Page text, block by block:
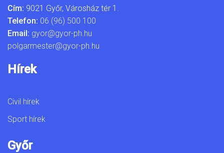
Cím: 9021 Győr, Városház tér 1.
Telefon: 06 (96) 500 100
Email: gyor@gyor-ph.hu
polgarmester@gyor-ph.hu
Hírek
Civil hírek
Sport hírek
Győr